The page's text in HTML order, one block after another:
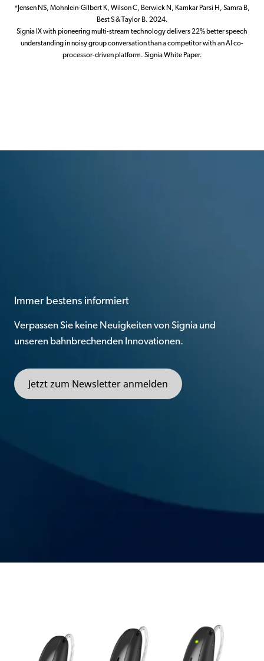
*Jensen NS, Mohnlein-Gilbert K, Wilson C, Berwick N, Kamkar Parsi H, Samra B,
Best S & Taylor B. 2024.
Signia IX with pioneering multi-stream technology delivers 22% better speech
understanding in noisy group conversation than a competitor with an AI co-
processor-driven platform. Signia White Paper.
Immer bestens informiert
Verpassen Sie keine Neuigkeiten von Signia und
unseren bahnbrechenden Innovationen.
Jetzt zum Newsletter anmelden